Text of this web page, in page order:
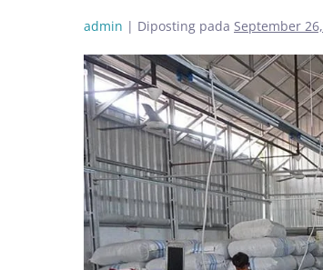
admin | Diposting pada September